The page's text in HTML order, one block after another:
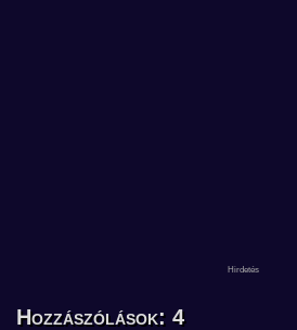
Hozzászólások: 4